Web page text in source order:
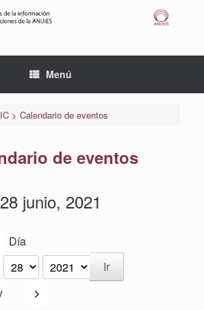
Menú
> Calendario de eventos
de eventos
28 junio, 2021
Día
Siguiente